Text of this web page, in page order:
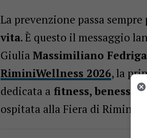
La prevenzione passa
vita. È questo il messaggio
Giulia Massimiliano Fedriga
RiminiWellness 2026, la
dedicata a fitness,
ospitata alla Fiera di Rimini.